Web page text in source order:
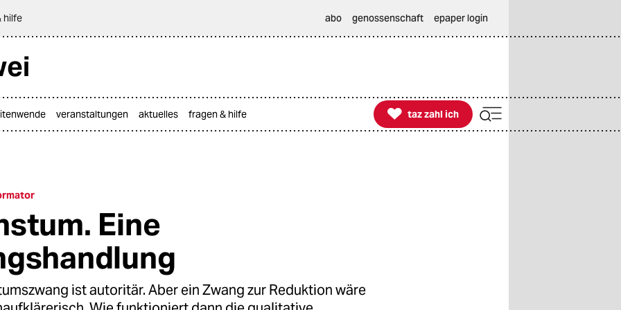
hilfe abo genossenschaft epaper login
veranstaltungen aktuelles fragen & hilfe 
taz zahl ich
taz zahl ich
Eine
ist autoritär. Aber ein Zwang zur Reduktion wäre